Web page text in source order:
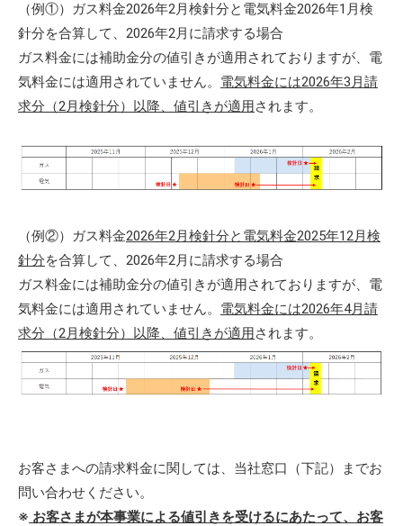
（例①）ガス料金2026年2月検針分と電気料金2026年1月検
針分を合算して、2026年2月に請求する場合
ガス料金には補助金分の値引きが適用されておりますが、電
気料金には適用されていません。 電気料金には2026年3月請
求分（2月検針分）以降、値引きが適用 されます。
（例②）ガス料金2026年2月検針分と電気料金2025年12月検
針分を合算して、2026年2月に請求する場合
ガス料金には補助金分の値引きが適用されておりますが、電
気料金には適用されていません。 電気料金には2026年4月請
求分（2月検針分）以降、値引きが適用されます。
お客さまへの請求料金に関しては、当社窓口（下記）までお
問い合わせください。
※ お客さまが本事業による値引きを受けるにあたって、お客